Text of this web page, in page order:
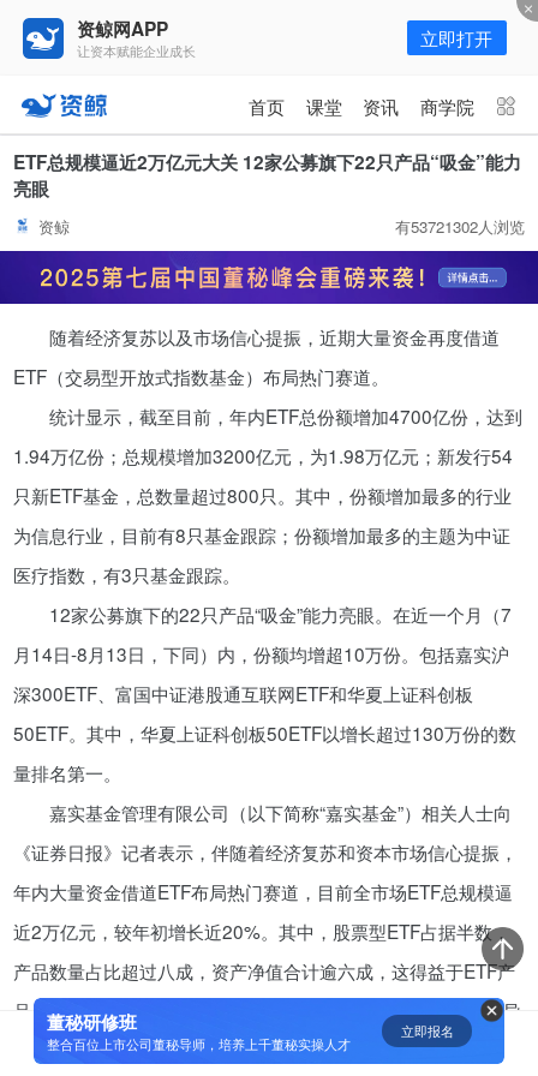
资鲸网APP
让资本赋能企业成长 立即打开
首页 课堂 资讯 商学院
资讯 课堂 直播 商学院
为你推荐 更多
星、平安、腾讯、比亚迪、碧桂园
等66位超级商业巨头未来产业布
11-01
年入百万，也不一定能看懂“商业
资鲸精选 | 小米同股不同权的股权
设计和雷军对公司的控制权
08-23
腾讯与马化腾：腾讯五虎是如何分
配股权的
08-01
资鲸精选 | 迈瑞医疗上市：是王者
归来，还是“毒角兽”降临？
09-29
资鲸精选 | 一个一级市场投资人的
思维框架
09-11
ETF总规模逼近2万亿元大关 12家公募旗下22只产品“吸金”能力
亮眼
资鲸 有53721302人浏览
随着经济复苏以及市场信心提振，近期大量资金再度借道
ETF（交易型开放式指数基金）布局热门赛道。
统计显示，截至目前，年内ETF总份额增加4700亿份，达到
1.94万亿份；总规模增加3200亿元，为1.98万亿元；新发行54
只新ETF基金，总数量超过800只。其中，份额增加最多的行业
为信息行业，目前有8只基金跟踪；份额增加最多的主题为中证
医疗指数，有3只基金跟踪。
12家公募旗下的22只产品“吸金”能力亮眼。在近一个月（7
月14日-8月13日，下同）内，份额均增超10万份。包括嘉实沪
深300ETF、富国中证港股通互联网ETF和华夏上证科创板
50ETF。其中，华夏上证科创板50ETF以增长超过130万份的数
量排名第一。
嘉实基金管理有限公司（以下简称“嘉实基金”）相关人士向
《证券日报》记者表示，伴随着经济复苏和资本市场信心提振，
年内大量资金借道ETF布局热门赛道，目前全市场ETF总规模逼
近2万亿元，较年初增长近20%。其中，股票型ETF占据半数，
产品数量占比超过八成，资产净值合计逾六成，这得益于ETF产
品自身具备的投资优势，尤其是布局AI、ChatGPT、信创和半导
体等的科创基金，更是赢得投资者青睐。
董秘研修班
整合百位上市公司董秘导师，培养上千董秘实操人才
立即报名